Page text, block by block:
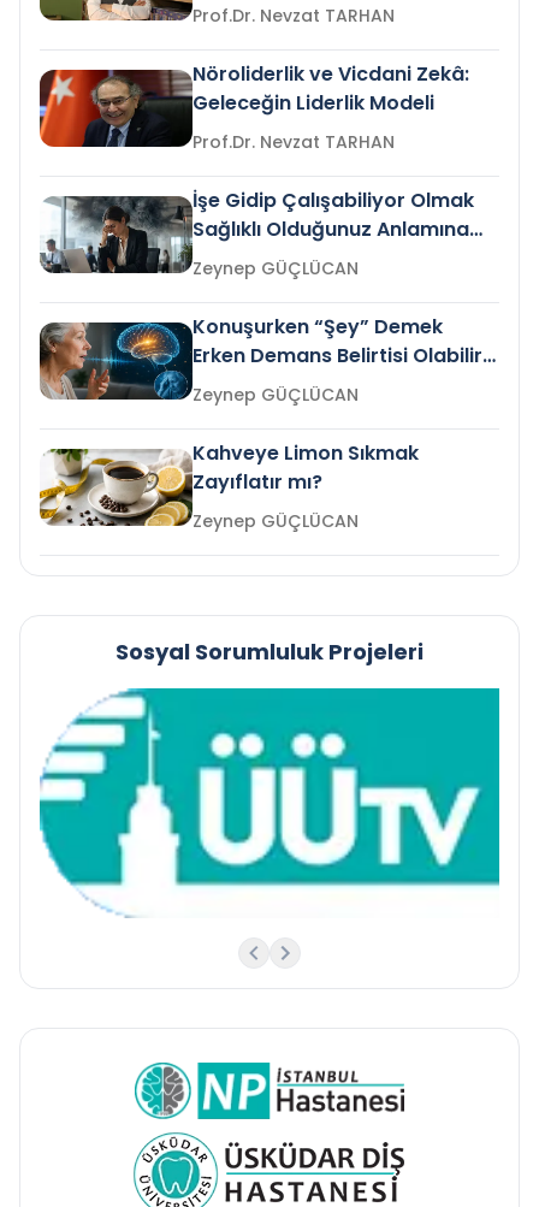
Prof.Dr. Nevzat TARHAN
Nöroliderlik ve Vicdani Zekâ:
Geleceğin Liderlik Modeli
Prof.Dr. Nevzat TARHAN
İşe Gidip Çalışabiliyor Olmak
Sağlıklı Olduğunuz Anlamına
Gelir mi?Zeynep GÜÇLÜCAN
Konuşurken “Şey” Demek
Erken Demans Belirtisi Olabilir
mi?
Zeynep GÜÇLÜCAN
Kahveye Limon Sıkmak
Zayıflatır mı?
Zeynep GÜÇLÜCAN
Sosyal Sorumluluk Projeleri